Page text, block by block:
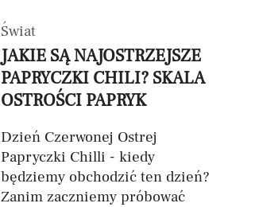
Świat
JAKIE SĄ NAJOSTRZEJSZE
PAPRYCZKI CHILI? SKALA
OSTROŚCI PAPRYK
Dzień Czerwonej Ostrej
Papryczki Chilli - kiedy
będziemy obchodzić ten dzień?
Zanim zaczniemy próbować